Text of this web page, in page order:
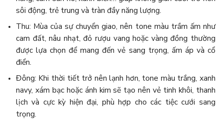
sôi động, trẻ trung và tràn đầy năng lượng.
Thu: Mùa của sự chuyển giao, nên tone màu trầm ấm như
cam đất, nâu nhạt, đỏ rượu vang hoặc vàng đồng thường
được lựa chọn để mang đến vẻ sang trọng, ấm áp và cổ
điển.
Đông: Khi thời tiết trở nên lạnh hơn, tone màu trắng, xanh
navy, xám bạc hoặc ánh kim sẽ tạo nên vẻ tinh khôi, thanh
lịch và cực kỳ hiện đại, phù hợp cho các tiệc cưới sang
trọng.